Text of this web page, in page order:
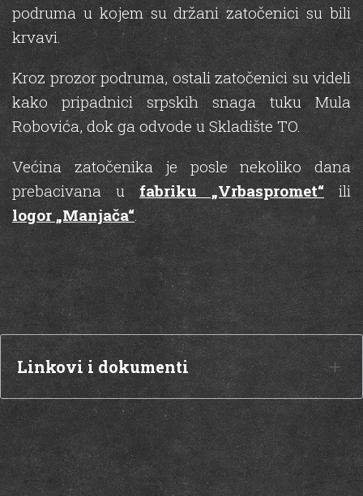
podruma u kojem su držani zatočenici su bili
krvavi.
Kroz prozor podruma, ostali zatočenici su videli
kako pripadnici srpskih snaga tuku Mula
Robovića, dok ga odvode u Skladište TO.
Većina zatočenika je posle nekoliko dana
prebacivana ufabriku „Vrbaspromet“ ili
logor „Manjača“.
Linkovi i dokumenti